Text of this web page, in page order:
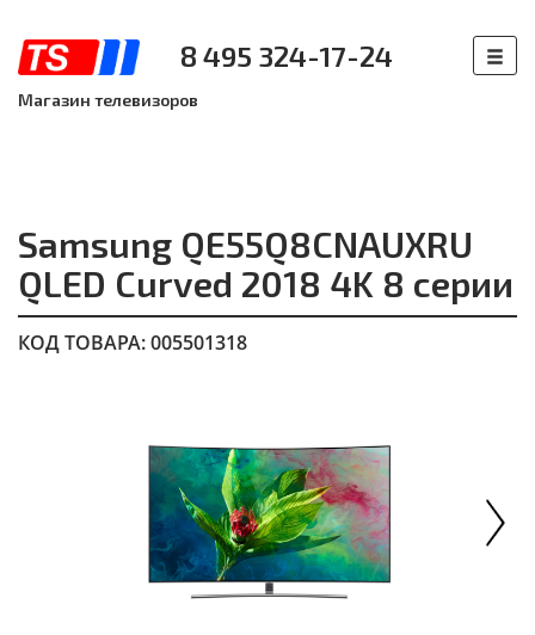
8 495 324-17-24
Магазин телевизоров
Samsung QE55Q8CNAUXRU
QLED Curved 2018 4K 8 серии
КОД ТОВАРА: 005501318